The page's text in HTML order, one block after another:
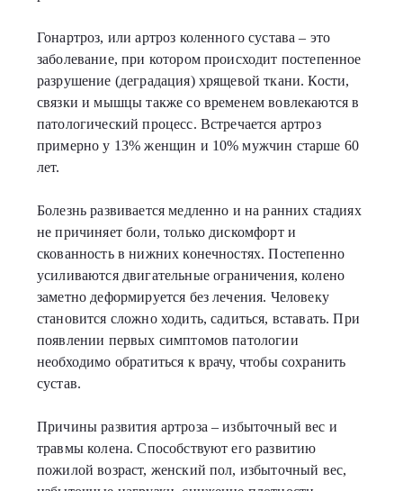
Гонартроз, или артроз коленного сустава – это
заболевание, при котором происходит постепенное
разрушение (деградация) хрящевой ткани. Кости,
связки и мышцы также со временем вовлекаются в
патологический процесс. Встречается артроз
примерно у 13% женщин и 10% мужчин старше 60
лет.
Болезнь развивается медленно и на ранних стадиях
не причиняет боли, только дискомфорт и
скованность в нижних конечностях. Постепенно
усиливаются двигательные ограничения, колено
заметно деформируется без лечения. Человеку
становится сложно ходить, садиться, вставать. При
появлении первых симптомов патологии
необходимо обратиться к врачу, чтобы сохранить
сустав.
Причины развития артроза – избыточный вес и
травмы колена. Способствуют его развитию
пожилой возраст, женский пол, избыточный вес,